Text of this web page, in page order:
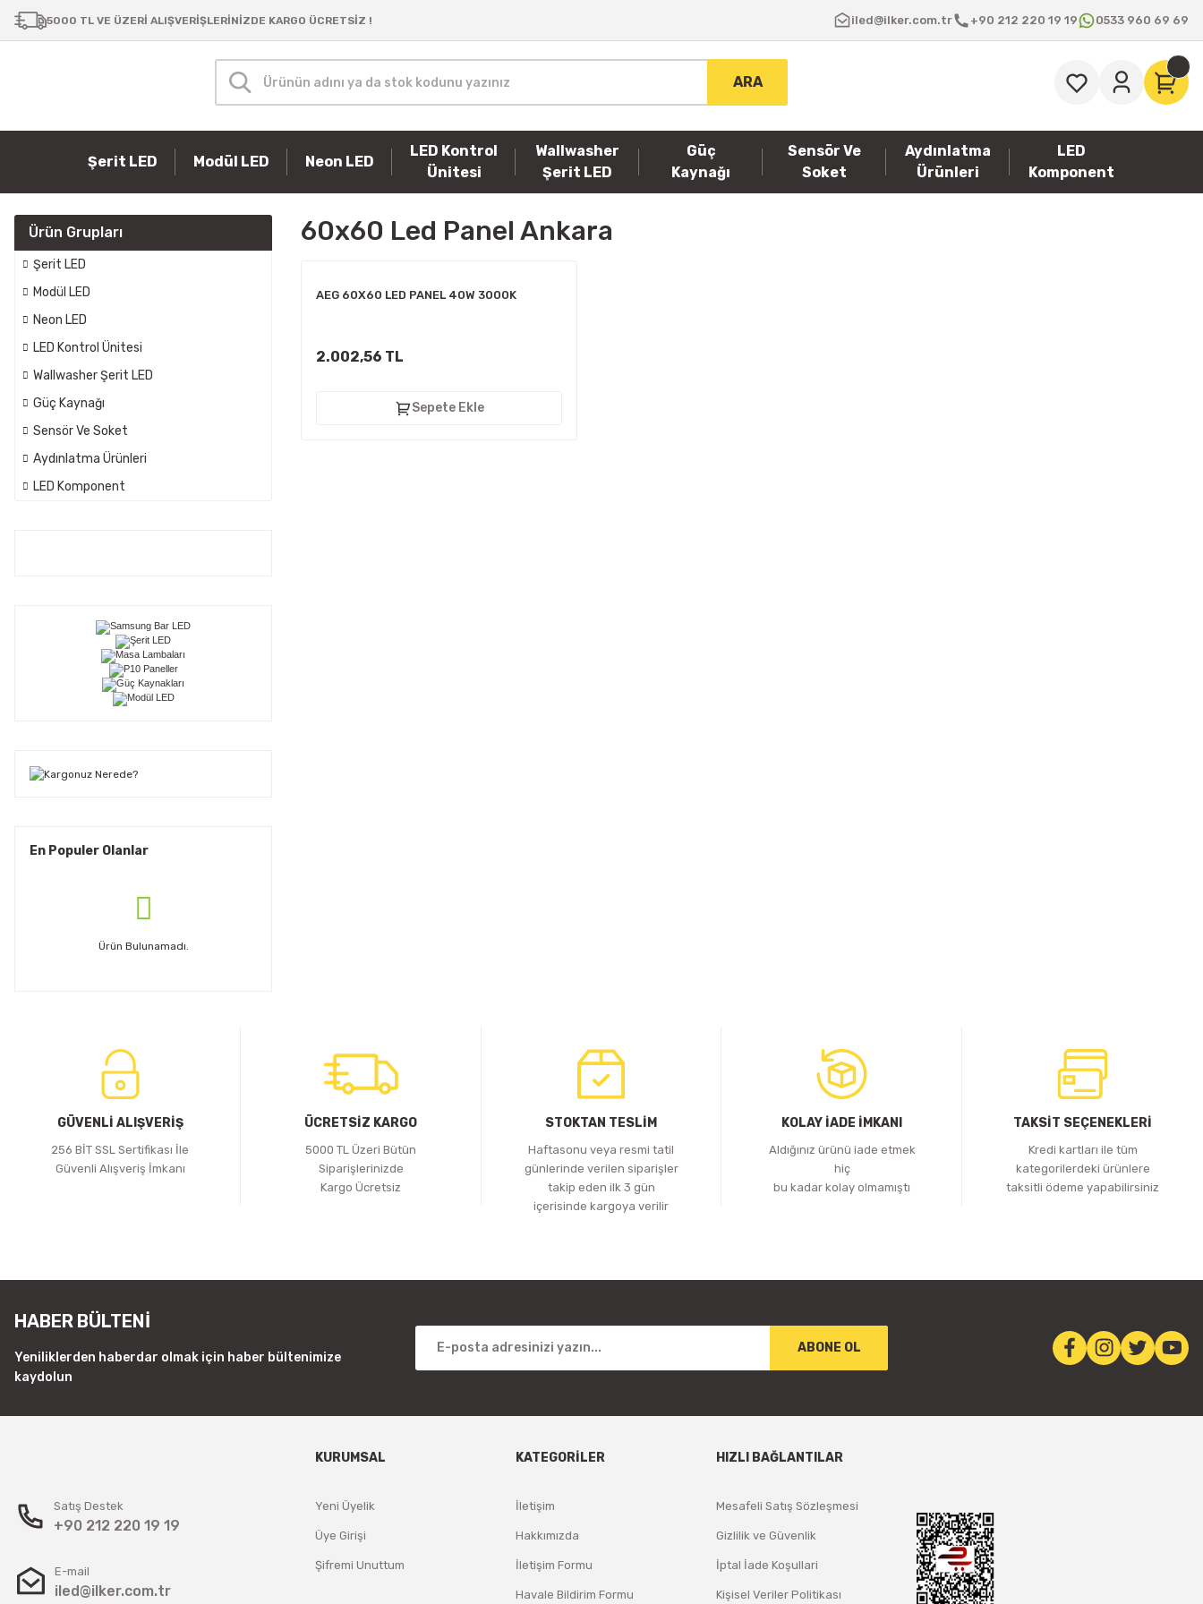
5000 TL VE ÜZERİ ALIŞVERİŞLERİNİZDE KARGO ÜCRETSİZ ! iled@ilker.com.tr +90 212 220 19 19 0533 960 69 69
ARA
Şerit LED Modül LED Neon LED
LED Kontrol
Ünitesi
Wallwasher
Şerit LED
Güç
Kaynağı
Sensör Ve
Soket
Aydınlatma
Ürünleri
LED
Komponent
Ürün Grupları
Şerit LED
Modül LED
Neon LED
LED Kontrol Ünitesi
Wallwasher Şerit LED
Güç Kaynağı
Sensör Ve Soket
Aydınlatma Ürünleri
LED Komponent
Samsung Bar LED
Şerit LED
Masa Lambaları
P10 Paneller
Güç Kaynakları
Modül LED
En Populer Olanlar
Ürün Bulunamadı.
60x60 Led Panel Ankara
AEG 60X60 LED PANEL 40W 3000K
2.002,56 TL
Sepete Ekle
GÜVENLİ ALIŞVERİŞ
256 BİT SSL Sertifikası İle
Güvenli Alışveriş İmkanı
ÜCRETSİZ KARGO
5000 TL Üzeri Bütün
Siparişlerinizde
Kargo Ücretsiz
STOKTAN TESLİM
Haftasonu veya resmi tatil
günlerinde verilen siparişler
takip eden ilk 3 gün
içerisinde kargoya verilir
KOLAY İADE İMKANI
Aldığınız ürünü iade etmek
hiç
bu kadar kolay olmamıştı
TAKSİT SEÇENEKLERİ
Kredi kartları ile tüm
kategorilerdeki ürünlere
taksitli ödeme yapabilirsiniz
HABER BÜLTENİ
Yeniliklerden haberdar olmak için haber bültenimize
kaydolun
ABONE OL
Satış Destek
+90 212 220 19 19
E-mail
iled@ilker.com.tr
KURUMSAL
Yeni Üyelik
Üye Girişi
Şifremi Unuttum
KATEGORİLER
İletişim
Hakkımızda
İletişim Formu
Havale Bildirim Formu
HIZLI BAĞLANTILAR
Mesafeli Satış Sözleşmesi
Gizlilik ve Güvenlik
İptal İade Koşullari
Kişisel Veriler Politikası